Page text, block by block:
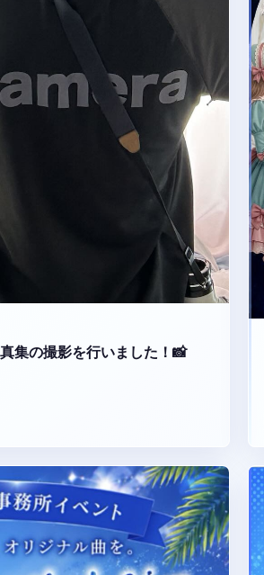
集の撮影を行いました！📸